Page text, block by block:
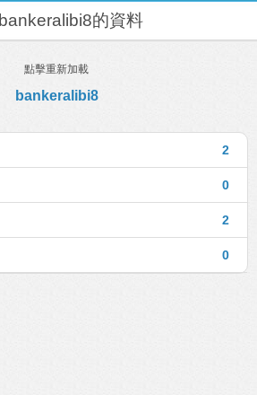
bankeralibi8的資料
點擊重新加載
bankeralibi8
2
0
2
0